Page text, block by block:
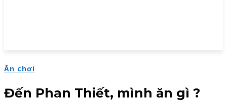
Ăn chơi
Đến Phan Thiết, mình ăn gì ?